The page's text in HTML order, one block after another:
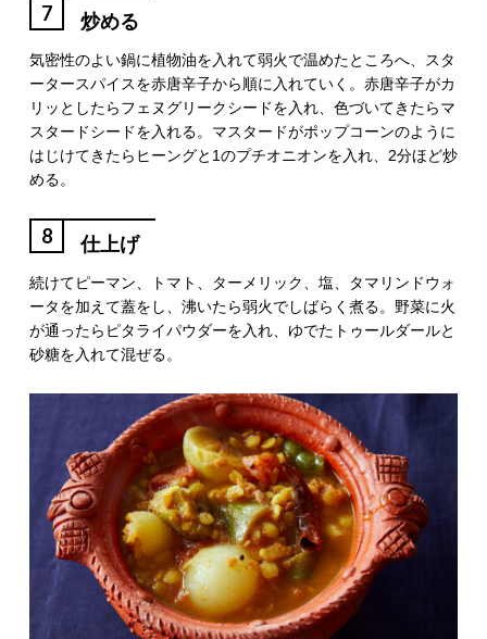
7 炒める
気密性のよい鍋に植物油を入れて弱火で温めたところへ、スタ
ータースパイスを赤唐辛子から順に入れていく。赤唐辛子がカ
リッとしたらフェヌグリークシードを入れ、色づいてきたらマ
スタードシードを入れる。マスタードがポップコーンのように
はじけてきたらヒーングと1のプチオニオンを入れ、2分ほど炒
める。
8 仕上げ
続けてピーマン、トマト、ターメリック、塩、タマリンドウォ
ータを加えて蓋をし、沸いたら弱火でしばらく煮る。野菜に火
が通ったらピタライパウダーを入れ、ゆでたトゥールダールと
砂糖を入れて混ぜる。